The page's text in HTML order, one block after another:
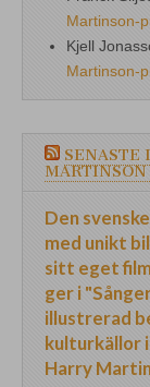
Martinson-
Kjell
Martinson-
SENASTE
Den
med unikt
sitt eget
ger i
illustrerad
kulturkällor
Harry